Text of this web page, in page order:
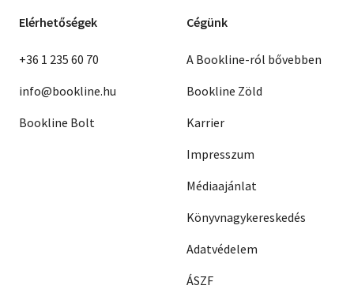
Elérhetőségek
+36 1 235 60 70
info@bookline.hu
Bookline Bolt
Cégünk
A Bookline-ról bővebben
Bookline Zöld
Karrier
Impresszum
Médiaajánlat
Könyvnagykereskedés
Adatvédelem
ÁSZF